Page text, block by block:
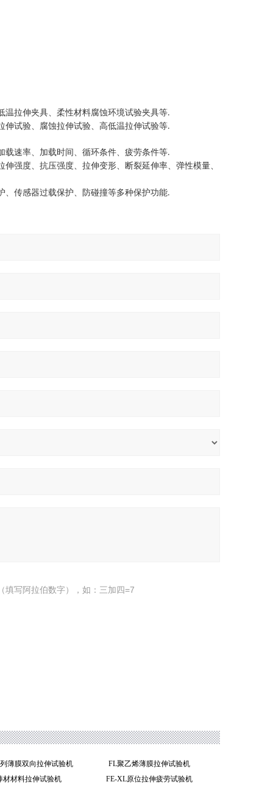
温拉伸夹具、柔性材料腐蚀环境试验夹具等.
伸试验、腐蚀拉伸试验、高低温拉伸试验等.
载速率、加载时间、循环条件、疲劳条件等.
强度、抗压强度、拉伸变形、断裂延伸率、弹性模量、
、传感器过载保护、防碰撞等多种保护功能.
填写阿拉伯数字），如：三加四=7
列薄膜双向拉伸试验机
FL聚乙烯薄膜拉伸试验机
材材料拉伸试验机
FE-XL原位拉伸疲劳试验机